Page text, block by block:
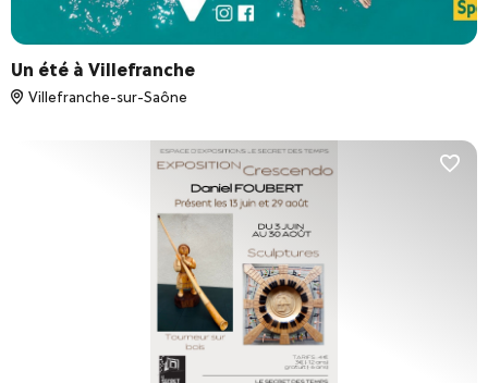
Un été à Villefranche
Villefranche-sur-Saône